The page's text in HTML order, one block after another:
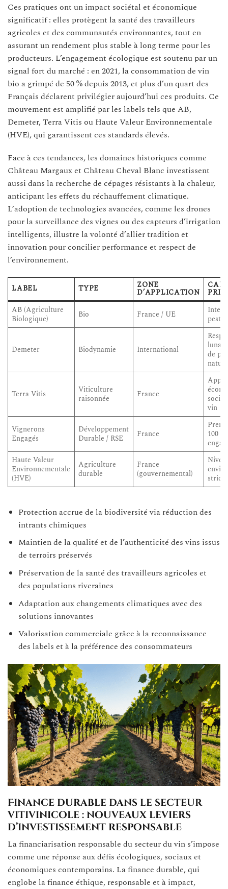
Ces pratiques ont un impact sociétal et économique
significatif : elles protègent la santé des travailleurs
agricoles et des communautés environnantes, tout en
assurant un rendement plus stable à long terme pour les
producteurs. L’engagement écologique est soutenu par un
signal fort du marché : en 2021, la consommation de vin
bio a grimpé de 50 % depuis 2013, et plus d’un quart des
Français déclarent privilégier aujourd’hui ces produits. Ce
mouvement est amplifié par les labels tels que AB,
Demeter, Terra Vitis ou Haute Valeur Environnementale
(HVE), qui garantissent ces standards élevés.
Face à ces tendances, les domaines historiques comme
Château Margaux et Château Cheval Blanc investissent
aussi dans la recherche de cépages résistants à la chaleur,
anticipant les effets du réchauffement climatique.
L’adoption de technologies avancées, comme les drones
pour la surveillance des vignes ou des capteurs d’irrigation
intelligents, illustre la volonté d’allier tradition et
innovation pour concilier performance et respect de
l’environnement.
LABEL TYPE ZONE
D’APPLICATION
AB (Agriculture
Biologique)
Bio France / UE
Demeter Biodynamie International
de
Terra Vitis
Viticulture
raisonnée
France
vin
Vignerons
Engagés
Développement
Durable / RSE
France
100
Haute Valeur
Environnementale
(HVE)
Agriculture
durable
France
(gouvernemental)
stricts
Protection accrue de la biodiversité via réduction des
intrants chimiques
Maintien de la qualité et de l’authenticité des vins issus
de terroirs préservés
Préservation de la santé des travailleurs agricoles et
des populations riveraines
Adaptation aux changements climatiques avec des
solutions innovantes
Valorisation commerciale grâce à la reconnaissance
des labels et à la préférence des consommateurs
Finance durable dans le secteur
vitivinicole : nouveaux leviers
d’investissement responsable
La financiarisation responsable du secteur du vin s’impose
comme une réponse aux défis écologiques, sociaux et
économiques contemporains. La finance durable, qui
englobe la finance éthique, responsable et à impact,